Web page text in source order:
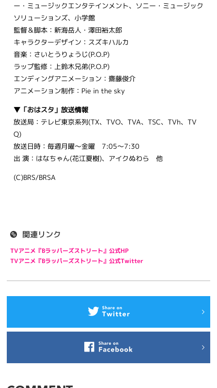
ー・ミュージックエンタテインメント、ソニー・ミュージック
ソリューションズ、小学館
監督＆脚本：新海岳人・澤田裕太郎
キャラクターデザイン：スズキハルカ
音楽：さいとうりょうじ(P.O.P)
ラップ監修：上鈴木兄弟(P.O.P)
エンディングアニメーション：齋藤俊介
アニメーション制作：Pie in the sky
▼「おはスタ」放送情報
放送局：テレビ東京系列(TX、TVO、TVA、TSC、TVh、TV
Q)
放送日時：毎週月曜～金曜 7:05～7:30
出 演：はなちゃん(花江夏樹)、アイクぬわら 他
(C)BRS/BRSA
関連リンク
TVアニメ『Bラッパーズストリート』公式HP
TVアニメ『Bラッパーズストリート』公式Twitter